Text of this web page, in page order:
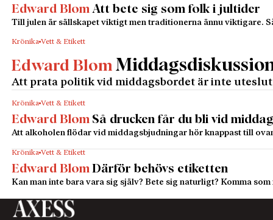
Edward Blom Att bete sig som folk i jultider
Till julen är sällskapet viktigt men traditionerna ännu viktigare.
Krönika Vett & Etikett
Edward Blom
Att prata politik vid middagsbordet är inte
Krönika Vett & Etikett
Edward Blom Så drucken får du bli vid
Att alkoholen flödar vid middagsbjudningar hör knappast till
Krönika Vett & Etikett
Edward Blom Därför behövs etiketten
Kan man inte bara vara sig själv? Bete sig naturligt? Komma